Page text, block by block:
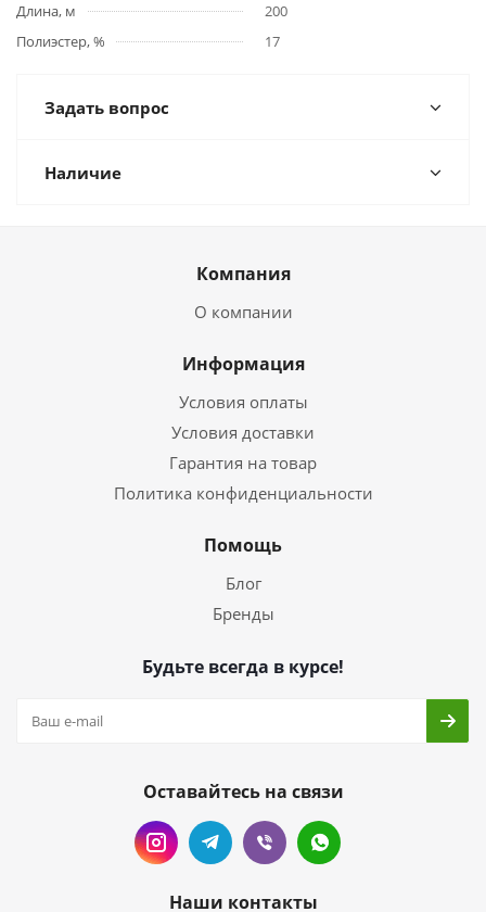
Длина, м
200
Полиэстер, %
17
Задать вопрос
Наличие
Компания
О компании
Информация
Условия оплаты
Условия доставки
Гарантия на товар
Политика конфиденциальности
Помощь
Блог
Бренды
Будьте всегда в курсе!
Оставайтесь на связи
Наши контакты